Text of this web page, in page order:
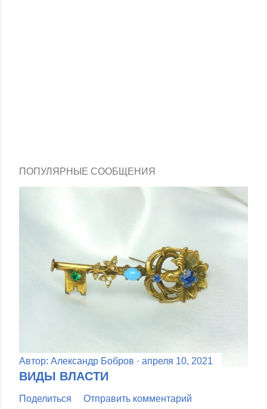
ПОПУЛЯРНЫЕ СООБЩЕНИЯ
Автор: Александр Бобров апреля 10, 2021
ВИДЫ ВЛАСТИ
Поделиться Отправить комментарий